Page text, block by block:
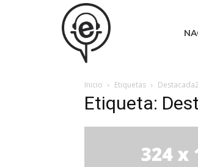
Inicio Etiquetas Destacada2
Etiqueta: